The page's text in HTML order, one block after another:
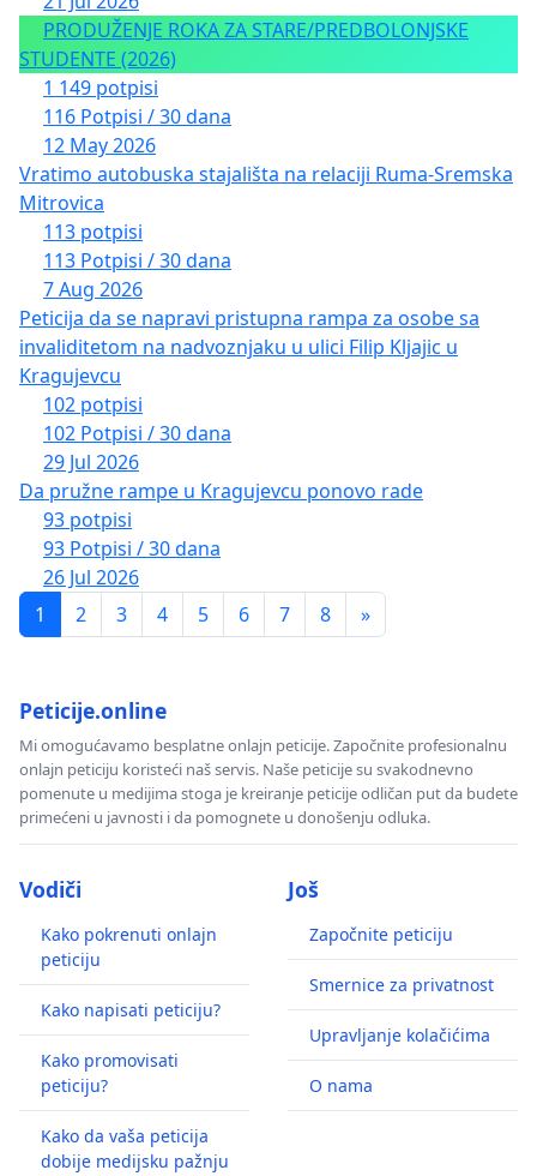
PRODUŽENJE ROKA ZA STARE/PREDBOLONJSKE
STUDENTE (2026)
1 149 potpisi
116 Potpisi / 30 dana
12 May 2026
Vratimo autobuska stajališta na relaciji Ruma-Sremska
Mitrovica
113 potpisi
113 Potpisi / 30 dana
7 Aug 2026
Peticija da se napravi pristupna rampa za osobe sa
invaliditetom na nadvoznjaku u ulici Filip Kljajic u
Kragujevcu
102 potpisi
102 Potpisi / 30 dana
29 Jul 2026
Da pružne rampe u Kragujevcu ponovo rade
93 potpisi
93 Potpisi / 30 dana
26 Jul 2026
1
2 3 4 5 6 7 8 »
Peticije.online
Mi omogućavamo besplatne onlajn peticije. Započnite profesionalnu
onlajn peticiju koristeći naš servis. Naše peticije su svakodnevno
pomenute u medijima stoga je kreiranje peticije odličan put da budete
primećeni u javnosti i da pomognete u donošenju odluka.
Vodiči
Kako pokrenuti onlajn
peticiju
Kako napisati peticiju?
Kako promovisati
peticiju?
Kako da vaša peticija
dobije medijsku pažnju
Još
Započnite peticiju
Smernice za privatnost
Upravljanje kolačićima
O nama